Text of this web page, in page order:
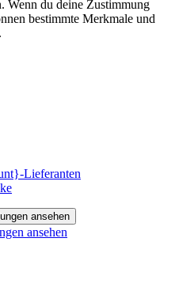
Wenn du deine Zustimmung
bestimmte Merkmale und
Lieferanten
ansehen
ansehen